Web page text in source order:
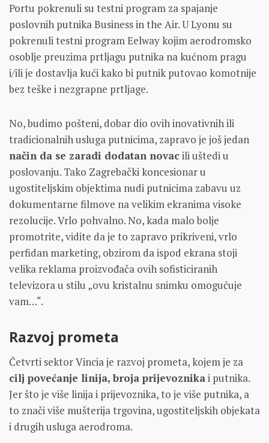
Portu pokrenuli su testni program za spajanje
poslovnih putnika Business in the Air. U Lyonu su
pokrenuli testni program Eelway kojim aerodromsko
osoblje preuzima prtljagu putnika na kućnom pragu
i/ili je dostavlja kući kako bi putnik putovao komotnije
bez teške i nezgrapne prtljage.
No, budimo pošteni, dobar dio ovih inovativnih ili
tradicionalnih usluga putnicima, zapravo je još jedan
način da se zaradi dodatan novac ili uštedi u
poslovanju. Tako Zagrebački koncesionar u
ugostiteljskim objektima nudi putnicima zabavu uz
dokumentarne filmove na velikim ekranima visoke
rezolucije. Vrlo pohvalno. No, kada malo bolje
promotrite, vidite da je to zapravo prikriveni, vrlo
perfidan marketing, obzirom da ispod ekrana stoji
velika reklama proizvođača ovih sofisticiranih
televizora u stilu „ovu kristalnu snimku omogućuje
vam…“.
Razvoj prometa
Četvrti sektor Vincia je razvoj prometa, kojem je za
cilj povećanje linija, broja prijevoznikai putnika.
Jer što je više linija i prijevoznika, to je više putnika, a
to znači više mušterija trgovina, ugostiteljskih objekata
i drugih usluga aerodroma.